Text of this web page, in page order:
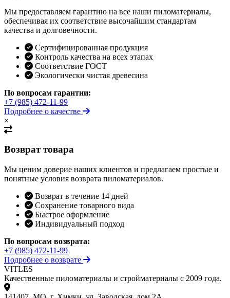
Мы предоставляем гарантию на все наши пиломатериалы,
обеспечивая их соответствие высочайшим стандартам
качества и долговечности.
Сертифицированная продукция
Контроль качества на всех этапах
Соответствие ГОСТ
Экологически чистая древесина
По вопросам гарантии:
+7 (985) 472-11-99
Подробнее о качестве
×
Возврат товара
Мы ценим доверие наших клиентов и предлагаем простые и
понятные условия возврата пиломатериалов.
Возврат в течение 14 дней
Сохранение товарного вида
Быстрое оформление
Индивидуальный подход
По вопросам возврата:
+7 (985) 472-11-99
Подробнее о возврате
VITLES
Качественные пиломатериалы и стройматериалы с 2009 года.